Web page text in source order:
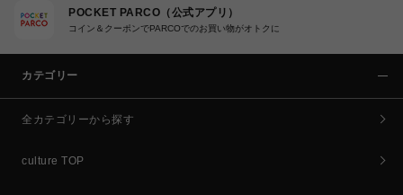
POCKET PARCO（公式アプリ）
コイン＆クーポンでPARCOでのお買い物がオトクに
カテゴリー
全カテゴリーから探す
culture TOP